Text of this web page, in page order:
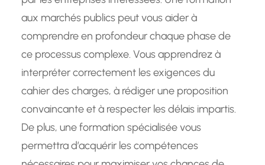
aux marchés publics peut vous aider à
comprendre en profondeur chaque phase de
ce processus complexe. Vous apprendrez à
interpréter correctement les exigences du
cahier des charges, à rédiger une proposition
convaincante et à respecter les délais impartis.
De plus, une formation spécialisée vous
permettra d’acquérir les compétences